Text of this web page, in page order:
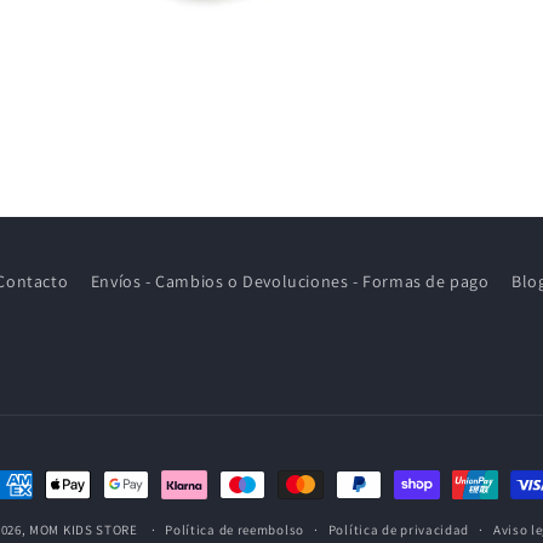
Envíos - Cambios o Devoluciones - Formas de pago
MOM KIDS STORE Política de reembolso Política de privacidad Aviso